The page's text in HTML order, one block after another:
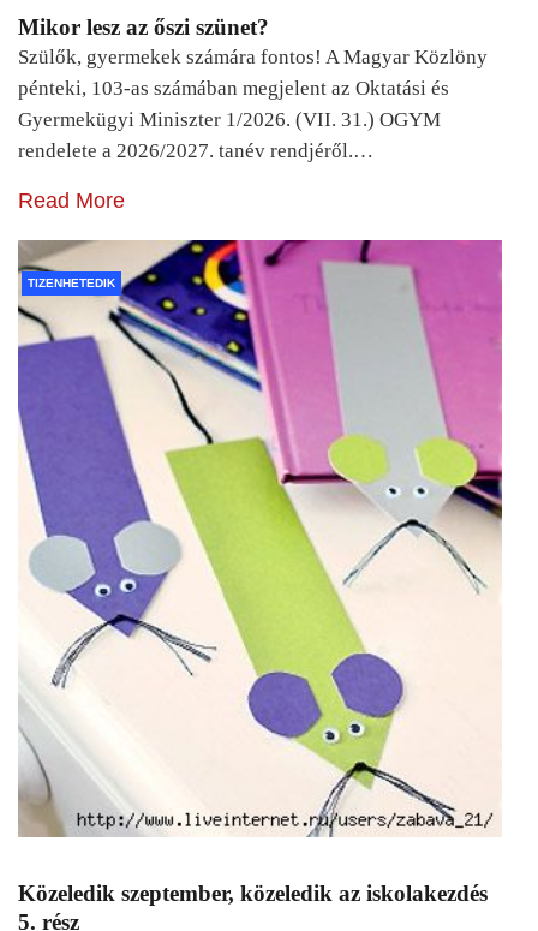
Mikor lesz az őszi szünet?
Szülők, gyermekek számára fontos! A Magyar Közlöny
pénteki, 103-as számában megjelent az Oktatási és
Gyermekügyi Miniszter 1/2026. (VII. 31.) OGYM
rendelete a 2026/2027. tanév rendjéről.…
Read More
TIZENHETEDIK
Közeledik szeptember, közeledik az iskolakezdés
5. rész